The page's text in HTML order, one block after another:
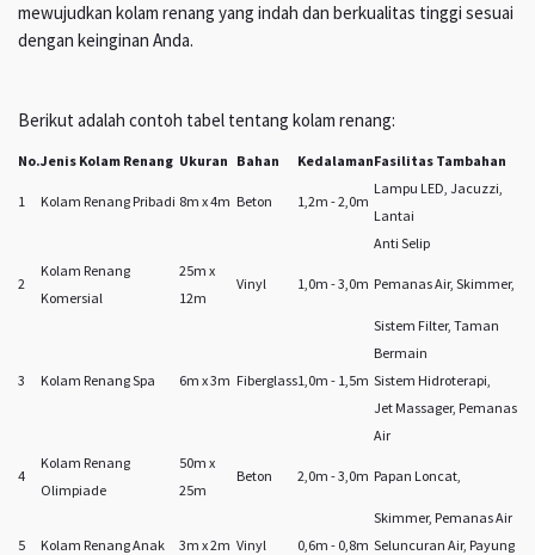
mewujudkan kolam renang yang indah dan berkualitas tinggi sesuai
dengan keinginan Anda.
Berikut adalah contoh tabel tentang kolam renang:
No.Jenis Kolam Renang Ukuran Bahan KedalamanFasilitas Tambahan
1 Kolam Renang Pribadi 8m x 4m Beton 1,2m - 2,0m
Lampu LED, Jacuzzi,
Lantai
Anti Selip
2
Kolam Renang
Komersial
25m x
12m
Vinyl 1,0m - 3,0m Pemanas Air, Skimmer,
Sistem Filter, Taman
Bermain
3
Kolam Renang Spa 6m x 3m Fiberglass1,0m - 1,5m Sistem Hidroterapi,
Jet Massager, Pemanas
Air
4
Kolam Renang
Olimpiade
50m x
25m
Beton 2,0m - 3,0m Papan Loncat,
Skimmer, Pemanas Air
5
Kolam Renang Anak 3m x 2m Vinyl 0,6m - 0,8m Seluncuran Air, Payung